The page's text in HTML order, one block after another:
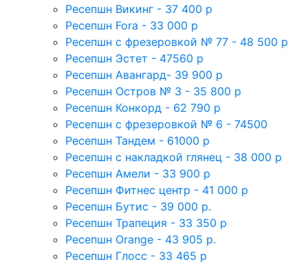
Ресепшн Викинг - 37 400 р
Ресепшн Fora - 33 000 р
Ресепшн с фрезеровкой № 77 - 48 500 р
Ресепшн Эстет - 47560 р
Ресепшн Авангард- 39 900 р
Ресепшн Остров № 3 - 35 800 р
Ресепшн Конкорд - 62 790 р
Ресепшн с фрезеровкой № 6 - 74500
Ресепшн Тандем - 61000 р
Ресепшн с накладкой глянец - 38 000 р
Ресепшн Амели - 33 900 р
Ресепшн Фитнес центр - 41 000 р
Ресепшн Бутис - 39 000 р.
Ресепшн Трапеция - 33 350 р
Ресепшн Orange - 43 905 р.
Ресепшн Глосс - 33 465 р